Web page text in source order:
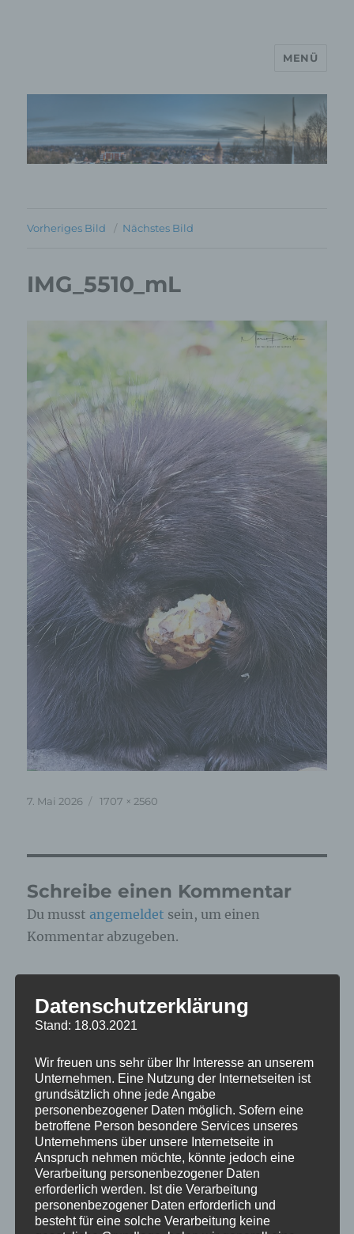
MP Mario Porten Beratung
Training Coaching
MENÜ
Vorheriges Bild Nächstes Bild
IMG_5510_mL
Veröffentlicht
7. Mai 2026 Originalgröße
1707 × 2560
Schreibe einen Kommentar
Du musst angemeldet sein, um einen
Kommentar abzugeben.
reduzieren.Erfahre, wie deine
Kommentardaten verarbeitet werden.
Beitragsnavigation
VERÖFFENTLICHT IN
IMG_5510_mL
Datenschutzerklärung
Stand: 18.03.2021
Wir freuen uns sehr über Ihr Interesse an unserem
Unternehmen. Eine Nutzung der Internetseiten ist
grundsätzlich ohne jede Angabe
personenbezogener Daten möglich. Sofern eine
betroffene Person besondere Services unseres
Unternehmens über unsere Internetseite in
Anspruch nehmen möchte, könnte jedoch eine
Verarbeitung personenbezogener Daten
erforderlich werden. Ist die Verarbeitung
personenbezogener Daten erforderlich und
besteht für eine solche Verarbeitung keine